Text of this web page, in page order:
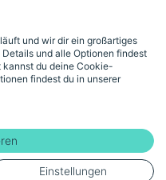
und wir dir ein großartiges
und alle Optionen findest
kannst du deine Cookie-
findest du in unserer
Einstellungen